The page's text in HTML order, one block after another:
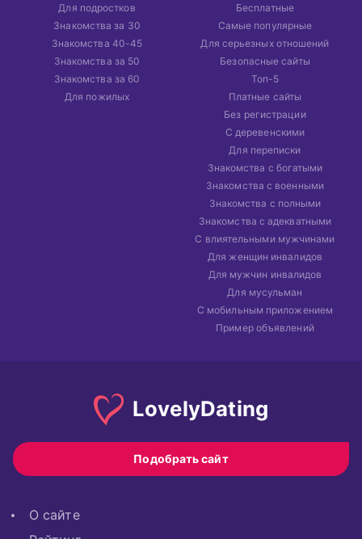
Для подростков
Знакомства за 30
Знакомства 40-45
Знакомства за 50
Знакомства за 60
Для пожилых
Бесплатные
Самые популярные
Для серьезных отношений
Безопасные сайты
Топ-5
Платные сайты
Без регистрации
С деревенскими
Для переписки
Знакомства с богатыми
Знакомства с военными
Знакомства с полными
Знакомства с адекватными
С влиятельными мужчинами
Для женщин инвалидов
Для мужчин инвалидов
Для мусульман
С мобильным приложением
Пример объявлений
LovelyDating
Подобрать сайт
О сайте